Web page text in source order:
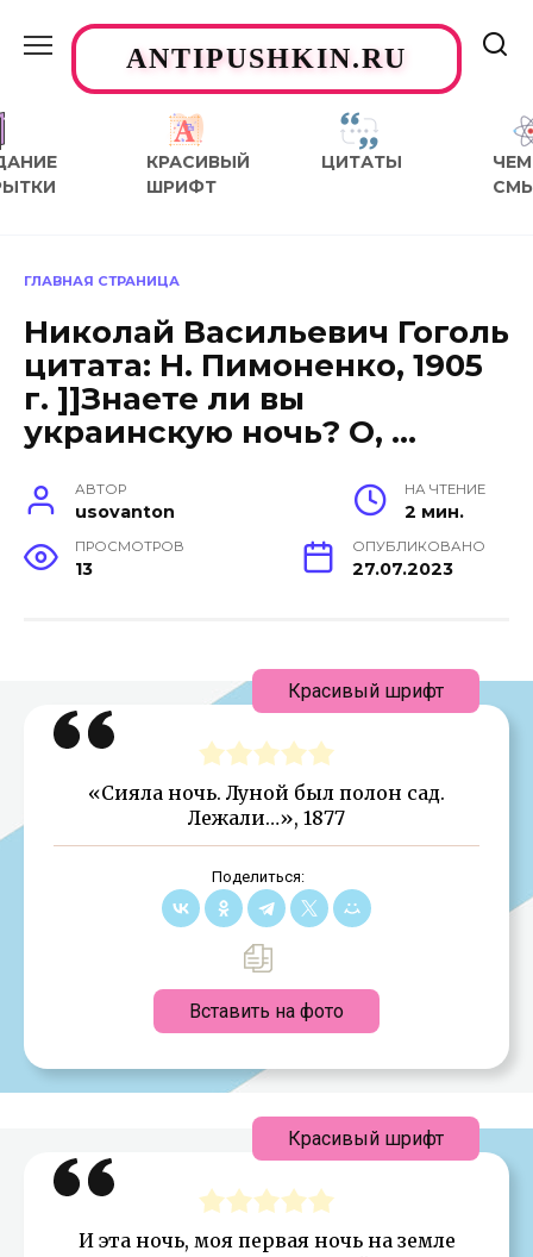
содержаниюANTIPUSHKIN.RU
КРАСИВЫЙ
ШРИФТ
ЦИТАТЫ
ЧЕМ
ГЛАВНАЯ СТРАНИЦА
Николай Васильевич Гоголь
цитата: Н. Пимоненко, 1905
г. ]]Знаете ли вы
украинскую ночь? О, …
АВТОР
usovanton
НА ЧТЕНИЕ
2 мин.
ПРОСМОТРОВ
13
ОПУБЛИКОВАНО
27.07.2023
«Сияла ночь. Луной был полон сад.
Лежали…», 1877
Поделиться:
Вставить на фото
Красивый шрифт
И эта ночь, моя первая ночь на земле
Красивый шрифт